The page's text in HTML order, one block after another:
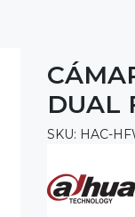
DUAL
SKU: HAC-